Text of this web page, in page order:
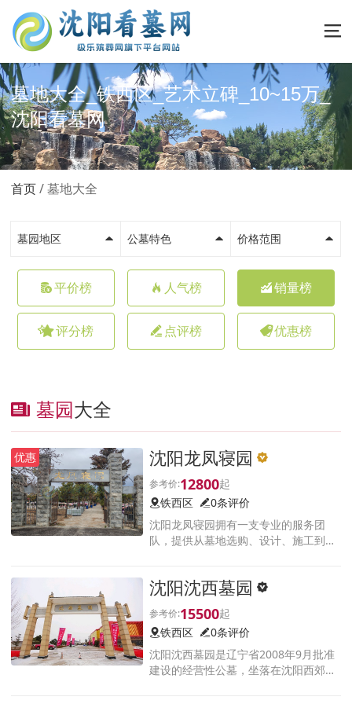
墓地大全_铁西区_艺术立碑_10~15万_
沈阳看墓网
首页 墓地大全
墓园地区 公墓特色 价格范围
平价榜 人气榜 销量榜
评分榜 点评榜 优惠榜
墓园大全
优惠 沈阳龙凤寝园
12800
铁西区
0条评价
沈阳龙凤寝园拥有一支专业的服务团
队，提供从墓地选购、设计、施工到后
统文化和孝道精神。
沈阳沈西墓园
15500
铁西区
0条评价
沈阳沈西墓园是辽宁省2008年9月批准
建设的经营性公墓，坐落在沈阳西郊，